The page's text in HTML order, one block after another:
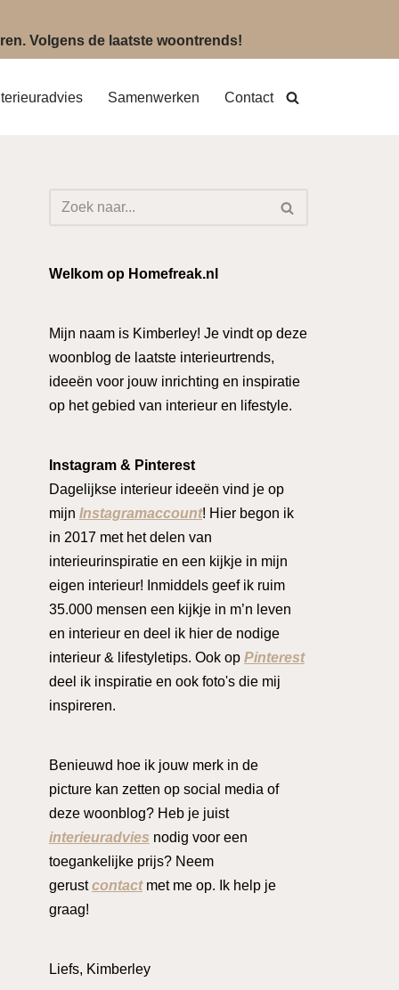
Volgens de laatste woontrends!
Samenwerken Contact
Welkom op Homefreak.nl
Mijn naam is Kimberley! Je vindt op deze
woonblog de laatste interieurtrends,
ideeën voor jouw inrichting en inspiratie
op het gebied van interieur en lifestyle.
Instagram & Pinterest
Dagelijkse interieur ideeën vind je op
mijn Instagramaccount! Hier begon ik
in 2017 met het delen van
interieurinspiratie en een kijkje in mijn
eigen interieur! Inmiddels geef ik ruim
35.000 mensen een kijkje in m’n leven
en interieur en deel ik hier de nodige
interieur & lifestyletips. Ook op Pinterest
deel ik inspiratie en ook foto's die mij
inspireren.
Benieuwd hoe ik jouw merk in de
picture kan zetten op social media of
deze woonblog? Heb je juist
interieuradvies nodig voor een
toegankelijke prijs? Neem
gerustcontactmet me op. Ik help je
graag!
Liefs, Kimberley